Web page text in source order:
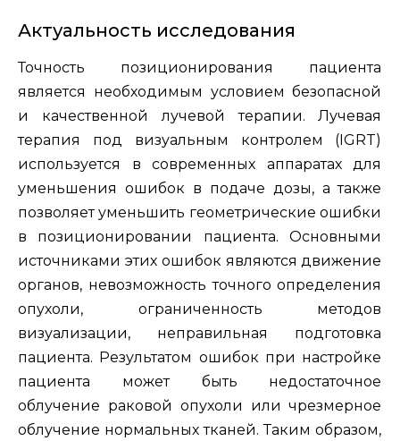
Актуальность исследования
Точность позиционирования пациента
является необходимым условием безопасной
и качественной лучевой терапии. Лучевая
терапия под визуальным контролем (IGRT)
используется в современных аппаратах для
уменьшения ошибок в подаче дозы, а также
позволяет уменьшить геометрические ошибки
в позиционировании пациента. Основными
источниками этих ошибок являются движение
органов, невозможность точного определения
опухоли, ограниченность методов
визуализации, неправильная подготовка
пациента. Результатом ошибок при настройке
пациента может быть недостаточное
облучение раковой опухоли или чрезмерное
облучение нормальных тканей. Таким образом,